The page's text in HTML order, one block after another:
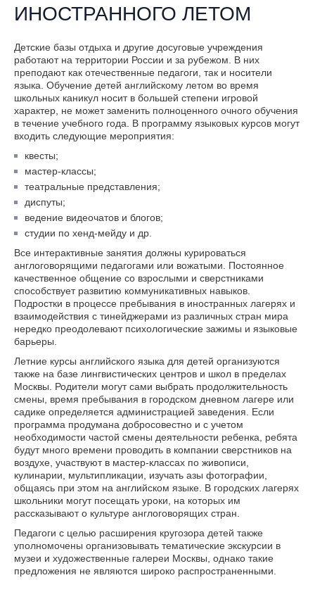
ИНОСТРАННОГО ЛЕТОМ
Детские базы отдыха и другие досуговые учреждения
работают на территории России и за рубежом. В них
преподают как отечественные педагоги, так и носители
языка. Обучение детей английскому летом во время
школьных каникул носит в большей степени игровой
характер, не может заменить полноценного очного обучения
в течение учебного года. В программу языковых курсов могут
входить следующие мероприятия:
квесты;
мастер-классы;
театральные представления;
диспуты;
ведение видеочатов и блогов;
студии по хенд-мейду и др.
Все интерактивные занятия должны курироваться
англоговорящими педагогами или вожатыми. Постоянное
качественное общение со взрослыми и сверстниками
способствует развитию коммуникативных навыков.
Подростки в процессе пребывания в иностранных лагерях и
взаимодействия с тинейджерами из различных стран мира
нередко преодолевают психологические зажимы и языковые
барьеры.
Летние курсы английского языка для детей организуются
также на базе лингвистических центров и школ в пределах
Москвы. Родители могут сами выбрать продолжительность
смены, время пребывания в городском дневном лагере или
садике определяется администрацией заведения. Если
программа продумана добросовестно и с учетом
необходимости частой смены деятельности ребенка, ребята
будут много времени проводить в компании сверстников на
воздухе, участвуют в мастер-классах по живописи,
кулинарии, мультипликации, изучать азы фотографии,
общаясь при этом на английском языке. В городских лагерях
школьники могут посещать уроки, на которых им
рассказывают о культуре англоговорящих стран.
Педагоги с целью расширения кругозора детей также
уполномочены организовывать тематические экскурсии в
музеи и художественные галереи Москвы, однако такие
предложения не являются широко распространенными.